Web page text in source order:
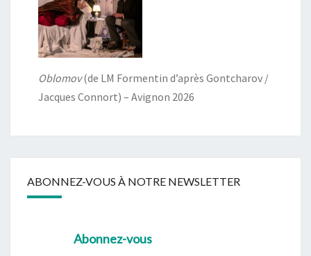
Oblomov(de LM Formentin d’après Gontcharov /
Jacques Connort) – Avignon 2026
ABONNEZ-VOUS À NOTRE NEWSLETTER
Abonnez-vous